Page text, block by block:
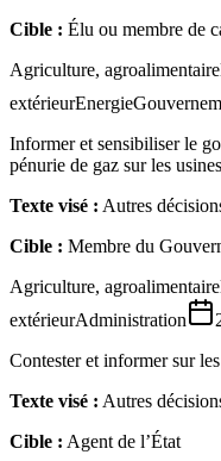
Cible : Élu ou membre de
Agriculture, agroalimentaire
extérieurEnergie
Informer et sensibiliser le
pénurie de gaz sur les
Texte visé : Autres
Cible : Membre du
Agriculture, agroalimentaire
extérieurAdministration
Contester et informer sur
Texte visé : Autres
Cible : Agent de l’État